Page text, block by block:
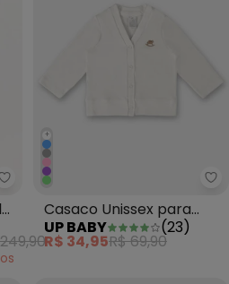
Up Baby - Blusão em Tricô
+
Casaco Unissex para
Bebê Off White
UP BABY (23)
R$ 34,95R$ 69,90